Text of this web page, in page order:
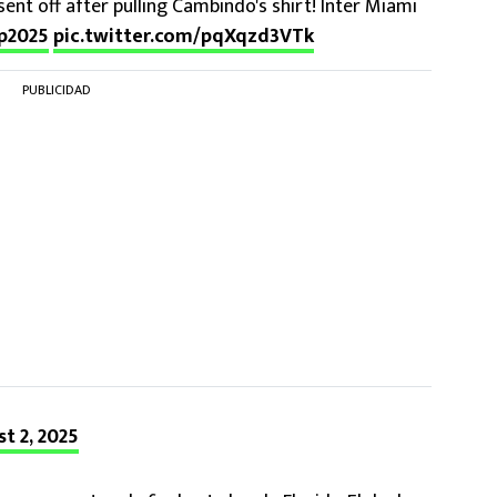
sent off after pulling Cambindo's shirt! Inter Miami
pic.twitter.com/pqXqzd3VTk
PUBLICIDAD
2, 2025